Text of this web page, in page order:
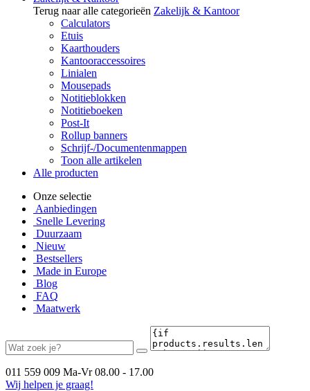
Terug naar alle categorieën Zakelijk & Kantoor
Calculators
Etuis
Kaarthouders
Kantooraccessoires
Linialen
Mousepads
Notitieblokken
Notitieboeken
Post-It
Rollup banners
Schrijf-/Documentenmappen
Toon alle artikelen
Alle producten
Onze selectie
Aanbiedingen
Snelle Levering
Duurzaam
Nieuw
Bestsellers
Made in Europe
Blog
FAQ
Maatwerk
011 559 009 Ma-Vr 08.00 - 17.00
Wij helpen je graag!